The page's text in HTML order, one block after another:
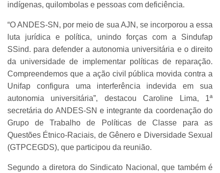
indígenas, quilombolas e pessoas com deficiência.
“O ANDES-SN, por meio de sua AJN, se incorporou a essa
luta jurídica e política, unindo forças com a Sindufap
SSind. para defender a autonomia universitária e o direito
da universidade de implementar políticas de reparação.
Compreendemos que a ação civil pública movida contra a
Unifap configura uma interferência indevida em sua
autonomia universitária”, destacou Caroline Lima, 1ª
secretária do ANDES-SN e integrante da coordenação do
Grupo de Trabalho de Políticas de Classe para as
Questões Étnico-Raciais, de Gênero e Diversidade Sexual
(GTPCEGDS), que participou da reunião.
Segundo a diretora do Sindicato Nacional, que também é